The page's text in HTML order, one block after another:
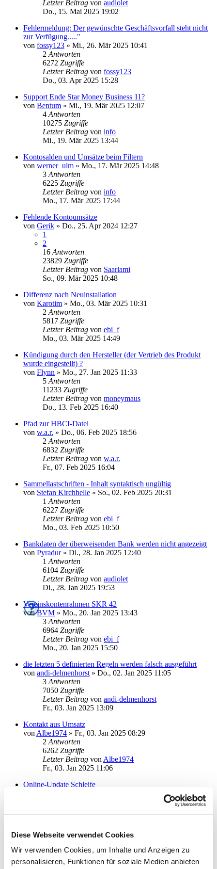
Diese Webseite verwendet Cookies
Wir verwenden Cookies, um Inhalte und Anzeigen zu
personalisieren, Funktionen für soziale Medien anbieten
Letzter Beitrag von audiolet
Do., 15. Mai 2025 19:02
Fehlermeldung: Der gewünschte Geschäftsvorfall steht nicht
zur Verfügung....."
von fossy123 » Mi., 26. Mär 2025 10:41
2 Antworten
6272 Zugriffe
Letzter Beitrag von fossy123
Do., 03. Apr 2025 15:28
Support Ende Star Money Business 11?
von Bentum » Mi., 19. Mär 2025 12:07
4 Antworten
10275 Zugriffe
Letzter Beitrag von info
Mi., 19. Mär 2025 13:44
Kontosalden und Umsätze beim Filtern
von werner_ulm » Mo., 17. Mär 2025 14:48
3 Antworten
6225 Zugriffe
Letzter Beitrag von info
Mo., 17. Mär 2025 17:44
Fehlende Kontoumsätze
von Gerik » Do., 25. Apr 2024 12:27
1
2
16 Antworten
23829 Zugriffe
Letzter Beitrag von Saarlami
So., 09. Mär 2025 10:48
Differenz nach Neuinstallation
von Karotim » Mo., 03. Mär 2025 10:31
2 Antworten
5817 Zugriffe
Letzter Beitrag von ebi_f
Mo., 03. Mär 2025 14:49
Kündigung durch den Hersteller (der Vertrieb des Produkt
wurde eingestellt) ?
von Flynn » Mo., 27. Jan 2025 11:33
5 Antworten
11233 Zugriffe
Letzter Beitrag von moneymaus
Do., 13. Feb 2025 16:40
Pfad zur HBCI-Datei
von w.a.r. » Do., 06. Feb 2025 18:56
2 Antworten
6832 Zugriffe
Letzter Beitrag von w.a.r.
Fr., 07. Feb 2025 16:04
Sammellastschriften - Inhalt syntaktisch ungültig
von Stefan Kirchhelle » So., 02. Feb 2025 20:31
1 Antworten
6227 Zugriffe
Letzter Beitrag von ebi_f
Mo., 03. Feb 2025 10:50
Bankdaten der überweisenden Bank werden nicht angezeigt
von Pyradur» Di., 28. Jan 2025 12:40
1 Antworten
6104 Zugriffe
Letzter Beitrag von audiolet
Di., 28. Jan 2025 19:53
Vereinskontenrahmen SKR 42
vonBVM » Mo., 20. Jan 2025 13:43
3 Antworten
6964 Zugriffe
Letzter Beitrag von ebi_f
Mo., 20. Jan 2025 15:50
die letzten 5 definierten Regeln werden falsch ausgeführt
von andi-delmenhorst » Do., 02. Jan 2025 11:05
3 Antworten
7050 Zugriffe
Letzter Beitrag von andi-delmenhorst
Fr., 03. Jan 2025 13:09
Kontakt aus Umsatz
von Albe1974 » Fr., 03. Jan 2025 08:29
2 Antworten
6262 Zugriffe
Letzter Beitrag von Albe1974
Fr., 03. Jan 2025 11:06
Online-Update Schleife
vonrhaeusler»Mo., 08. Jul 2024 13:53
3Antworten